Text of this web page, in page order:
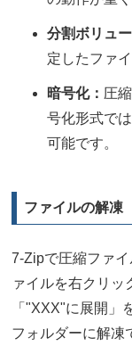
分割ボリュ
定したファ
暗号化： 圧
号化形式で
可能です。
ファイルの解凍
7-Zipで圧縮ファ
ァイルを右クリッ
「"XXX"に展開」
フォルダーに解凍